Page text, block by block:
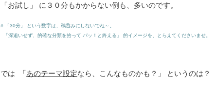
「お試し」 に３０分もかからない例も、多いのです。
# 「30分」 という数字は、鵜呑みにしないでね～。
「深追いせず、的確な分類を拾って パッ！と終える」 的イメージを、とらえてくださいませ。
では 「 あのテーマ設定なら、こんなものかも？」 というのは？